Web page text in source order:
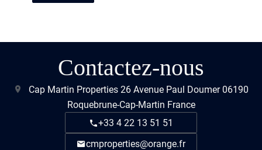
Contactez-nous
Cap Martin Properties26 Avenue Paul Doumer06190
Roquebrune-Cap-Martin France
+33 4 22 13 51 51
cmproperties@orange.fr